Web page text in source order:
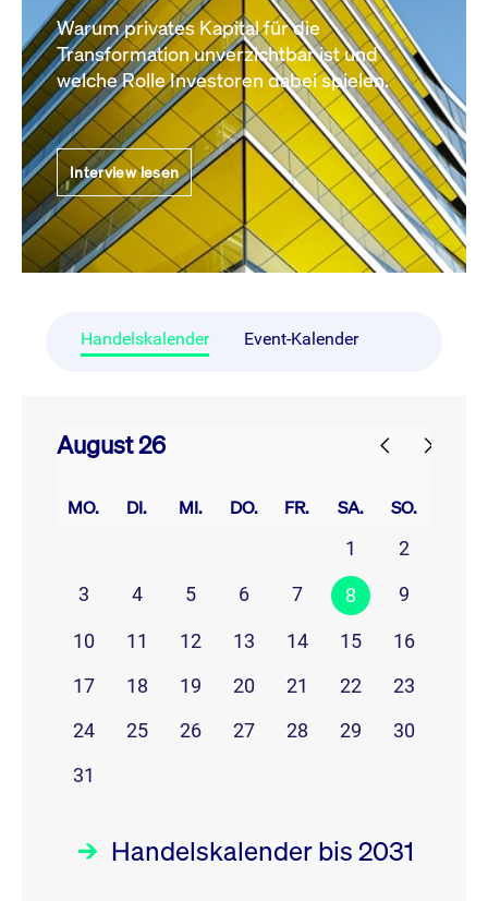
Warum privates Kapital für die
Transformation unverzichtbar ist und
welche Rolle Investoren dabei spielen.
Interview lesen
Handelskalender Event-Kalender
August 26
MO. DI. MI. DO. FR. SA. SO.
1
2
3
4 5 6 7 8 9
10 11 12 13 14 15
16
17
18 19 20 21 22
23
24
25 26 27 28 29
30
31
Handelskalender bis 2031